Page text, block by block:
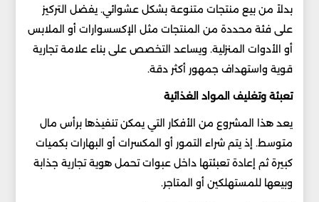
بدلاً من بيع منتجات متنوعة بشكل عشوائي. يفضل التركيز
على فئة محددة من المنتجات مثل الإكسسوارات أو الملابس
أو الأدوات المنزلية. ويساعد التخصص على بناء علامة تجارية
قوية واستهداف جمهور أكثر دقة.
تعبئة وتغليف المواد الغذائية
يعد هذا المشروع من الأفكار التي يمكن تنفيذها برأس مال
متوسط. إذ يتم شراء التمور أو المكسرات أو البهارات بكميات
كبيرة ثم إعادة تعبئتها داخل عبوات تحمل هوية تجارية جذابة
وبيعها للمستهلكين أو المتاجر.